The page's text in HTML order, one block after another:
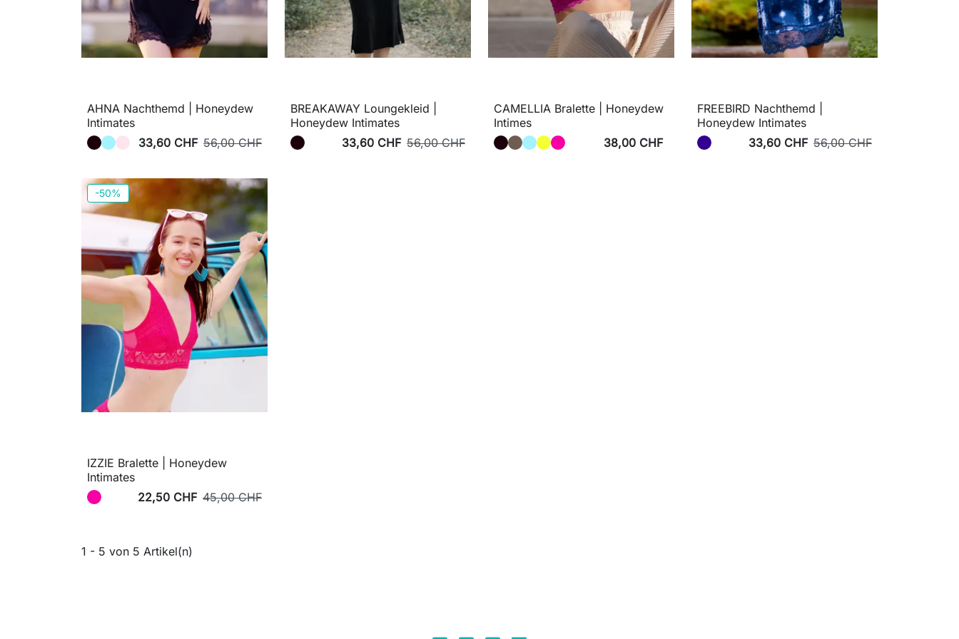
AHNA Nachthemd | Honeydew
Intimates
33,60 CHF 56,00 CHF
BREAKAWAY Loungekleid |
Honeydew Intimates
33,60 CHF 56,00 CHF
CAMELLIA Bralette | Honeydew
Intimes
38,00 CHF
FREEBIRD Nachthemd |
Honeydew Intimates
33,60 CHF 56,00 CHF
-50%
IZZIE Bralette | Honeydew
Intimates
22,50 CHF 45,00 CHF
1 - 5 von 5 Artikel(n)